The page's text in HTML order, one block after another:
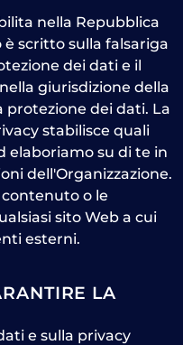
nella Repubblica
scritto sulla falsariga
dei dati e il
giurisdizione della
protezione dei dati. La
stabilisce quali
elaboriamo su di te in
dell'Organizzazione.
o le
sito Web a cui
esterni.
LA
e sulla privacy